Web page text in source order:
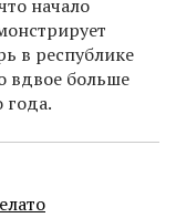
начало
в республике
вдвое больше
года.